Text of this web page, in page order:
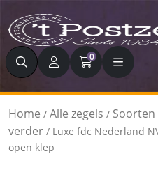
Zoeken 0
Home / Alle zegels / Soorten
verder / Luxe fdc Nederland
open klep